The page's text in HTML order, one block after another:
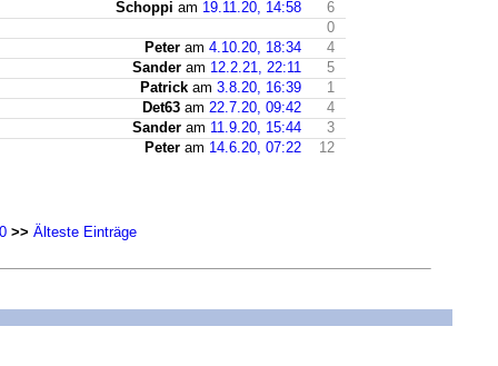
Schoppi am 19.11.20, 14:58
6
0
Peter am 4.10.20, 18:34
4
Sander am 12.2.21, 22:11
5
Patrick am 3.8.20, 16:39
1
Det63 am 22.7.20, 09:42
4
Sander am 11.9.20, 15:44
3
Peter am 14.6.20, 07:22 12
>> Älteste Einträge